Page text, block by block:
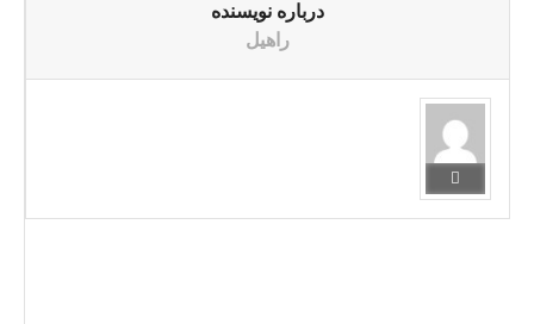
درباره نویسنده
راهیل